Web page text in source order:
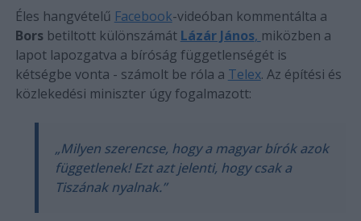
Éles hangvételű Facebook-videóban kommentálta a
Borsbetiltott különszámát Lázár János, miközben a
lapot lapozgatva a bíróság függetlenségét is
kétségbe vonta - számolt be róla a Telex. Az építési és
közlekedési miniszter úgy fogalmazott:
„Milyen szerencse, hogy a magyar bírók azok
függetlenek! Ezt azt jelenti, hogy csak a
Tiszának nyalnak.”